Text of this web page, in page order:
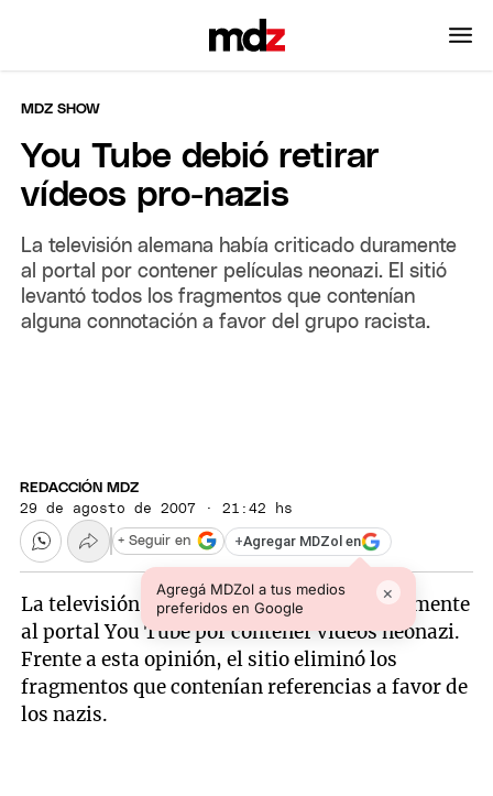
MDZ SHOW
You Tube debió retirar
vídeos pro-nazis
La televisión alemana había criticado duramente
al portal por contener películas neonazi. El sitió
levantó todos los fragmentos que contenían
alguna connotación a favor del grupo racista.
REDACCIÓN MDZ
29 de agosto de 2007 · 21:42 hs
+Agregar MDZol en
Agregá MDZol a tus medios
preferidos en Google
×
+ Seguir en
La televisión pública alemana criticó duramente
al portal You Tube por contener vídeos neonazi.
Frente a esta opinión, el sitio eliminó los
fragmentos que contenían referencias a favor de
los nazis.